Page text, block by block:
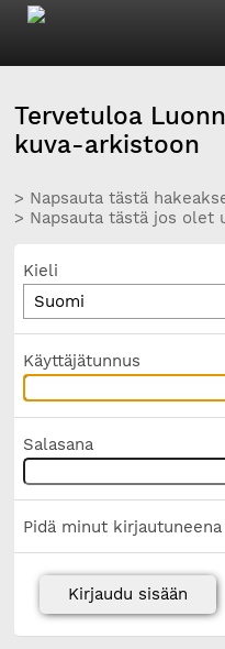
Tervetuloa
kuva-arkistoon
> Napsauta tästä
> Napsauta tästä jos olet
Kieli
Käyttäjätunnus
Salasana
Pidä minut